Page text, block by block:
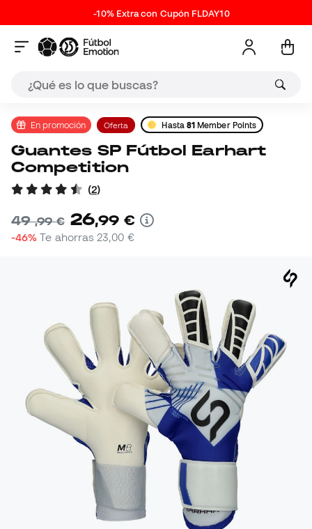
-10% Extra con Cupón FLDAY10
En promoción Oferta Hasta 81 Member Points
Guantes SP Fútbol Earhart
Competition
(2)
49,99 € 26,99 €
-46% Te ahorras 23,00 €